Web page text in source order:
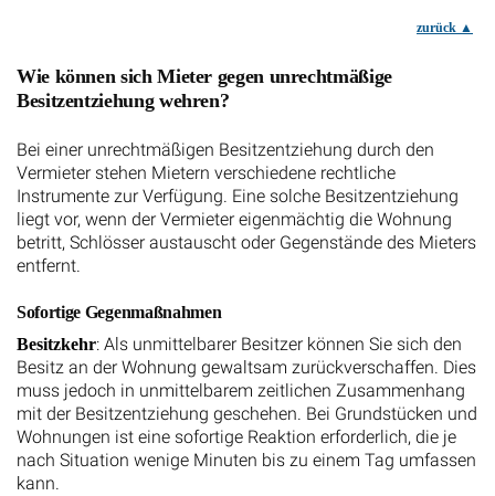
zurück
Wie können sich Mieter gegen unrechtmäßige
Besitzentziehung wehren?
Bei einer unrechtmäßigen Besitzentziehung durch den
Vermieter stehen Mietern verschiedene rechtliche
Instrumente zur Verfügung. Eine solche Besitzentziehung
liegt vor, wenn der Vermieter eigenmächtig die Wohnung
betritt, Schlösser austauscht oder Gegenstände des Mieters
entfernt.
Sofortige Gegenmaßnahmen
Besitzkehr: Als unmittelbarer Besitzer können Sie sich den
Besitz an der Wohnung gewaltsam zurückverschaffen. Dies
muss jedoch in unmittelbarem zeitlichen Zusammenhang
mit der Besitzentziehung geschehen. Bei Grundstücken und
Wohnungen ist eine sofortige Reaktion erforderlich, die je
nach Situation wenige Minuten bis zu einem Tag umfassen
kann.